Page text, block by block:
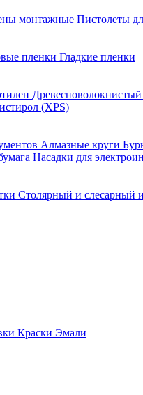
монтажные Пистолеты
пленки Гладкие пленки
Древесноволокнистый
(XPS)
Алмазные круги
Насадки для
Столярный и слесарный
Краски Эмали